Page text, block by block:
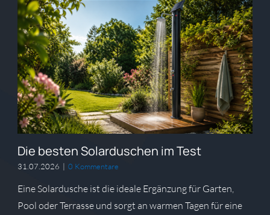
Die besten Solarduschen im Test
31.07.2026 | 0 Kommentare
Eine Solardusche ist die ideale Ergänzung für Garten,
Pool oder Terrasse und sorgt an warmen Tagen für eine